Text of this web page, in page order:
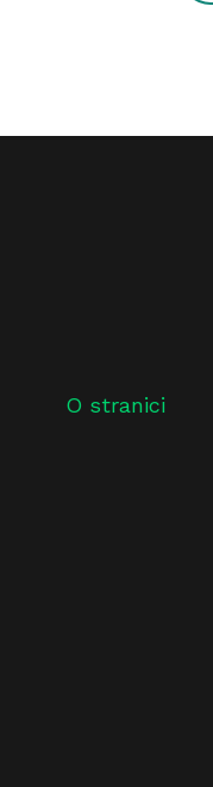
O stranici